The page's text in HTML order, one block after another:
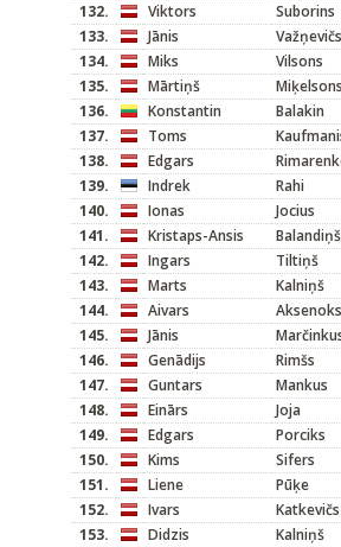
132.
Viktors Suborins
133.
Jānis Važņevičs
134.
Miks
Vilsons
135.
Mārtiņš Miķelsons
136.
Konstantin Balakin
137.
Toms
138.
Edgars
139.
Indrek
Rahi
140.
Ionas
Jocius
141.
Kristaps-Ansis
Balandiņš
142.
Ingars
Tiltiņš
143.
Marts Kalniņš
144.
Aivars
Aksenoks
145.
Jānis
146.
Genādijs Rimšs
147.
Guntars Mankus
148.
Einārs Joja
149.
Edgars Porciks
150.
Kims
Sifers
151.
Liene Pūķe
152.
Ivars Katkevičs
153.
Didzis Kalniņš